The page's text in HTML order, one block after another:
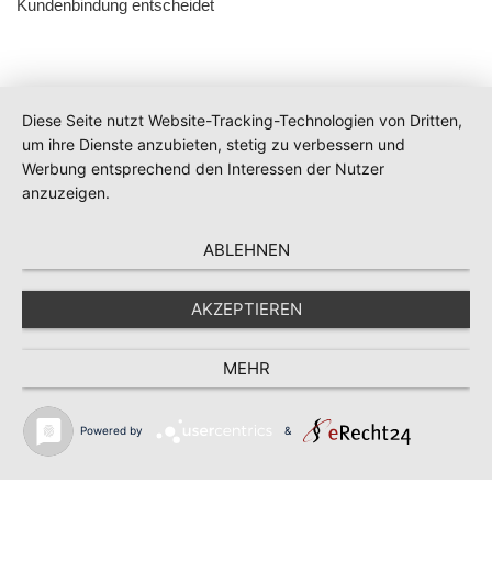
Kundenbindung entscheidet
Diese Seite nutzt Website-Tracking-Technologien von Dritten,
um ihre Dienste anzubieten, stetig zu verbessern und
Werbung entsprechend den Interessen der Nutzer
anzuzeigen.
ABLEHNEN
AKZEPTIEREN
MEHR
Powered by &